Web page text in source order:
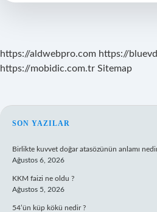
Giyilir
https://aldwebpro.com https://
https://mobidic.com.tr Sitemap
SIDEBAR
SON YAZILAR
Birlikte kuvvet doğar atasözünün anlamı
Ağustos 6, 2026
KKM faizi ne oldu ?
Ağustos 5, 2026
54’ün küp kökü nedir ?